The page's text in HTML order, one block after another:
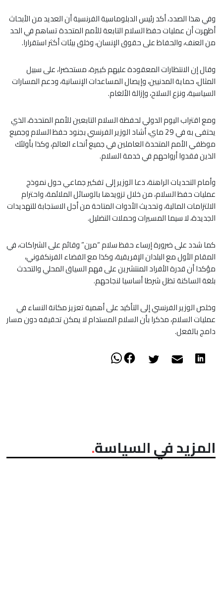
وفي هذا الصدد، أكد رئيس الدبلوماسية الفرنسية أن العديد من الأبحاث
أظهرت أن عمليات حفظ السلام التابعة للأمم المتحدة تساهم في الحد
من العنف، والحفاظ على حقوق الإنسان، وخلق بيئات أكثر استقرارا.
وقال إن الانتظارات المعقودة عليهم كبيرة، مستحضرا، على سبيل
المثال، حماية المدنيين، وإيصال المساعدات الإنسانية، ودعم المسارات
السياسية، ونزع السلاح، وإزالة الألغام.
ومع اقتراب اليوم الدولي لحفظة السلام التابعين للأمم المتحدة، الذي
يحتفى به في 29 ماي، أشاد الوزير الفرنسي بجنود حفظ السلام وجميع
موظفي الأمم المتحدة العاملين في جميع أنحاء العالم، وكذا بأولئك
الذين فقدوا أرواحهم في خدمة السلام.
وأمام التحديات الراهنة، دعا الوزير إلى تفكير جماعي حول نموذج
عمليات حفظ السلام، من خلال تزويدها بالوسائل الملائمة، واحترام
الالتزامات المالية، وتحديث الأدوات المتاحة من أجل الاستجابة للتهديدات
الجديدة، لا سيما المسيرات وحملات التضليل.
كما شدد على ضرورة إرساء حفظ سلام “مرن” وقائم على الشراكات، في
المقام الأول مع البلدان الإفريقية، وكذا مع الفضاء الفرنكفوني،
مؤكدا أن قدرة الأفراد المنتشرين على فهم السياق المحلي والتحدث
بلغة الساكنة تظل شرطا أساسيا لنجاحهم.
وخلص الوزير الفرنسي إلى التأكيد على أهمية تعزيز مكانة النساء في
عمليات السلام، مذكرا بأن السلام المستدام لا يمكن تحقيقه دون مسار
دامج بالفعل.
المزيد في السياسة